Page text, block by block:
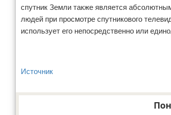
спутник Земли также является
людей при просмотре спутникового
использует его непосредственно или
Источник